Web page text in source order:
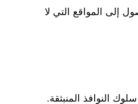
إلى المواقع التي لا
النوافذ المنبثقة.